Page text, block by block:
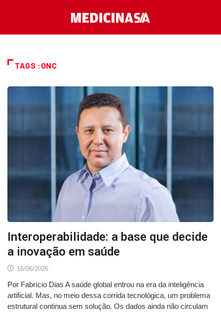
TAGS :ONC
Interoperabilidade: a base que decide
a inovação em saúde
16/06/2026
Por Fabrício Dias A saúde global entrou na era da inteligência
artificial. Mas, no meio dessa corrida tecnológica, um problema
estrutural continua sem solução. Os dados ainda não circulam